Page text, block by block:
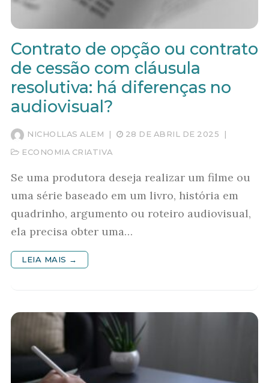
Contrato de opção ou contrato
de cessão com cláusula
resolutiva: há diferenças no
audiovisual?
NICHOLLAS ALEM | 28 DE ABRIL DE 2025
|
ECONOMIA CRIATIVA
Se uma produtora deseja realizar um filme ou
uma série baseado em um livro, história em
quadrinho, argumento ou roteiro audiovisual,
ela precisa obter uma…
LEIA MAIS →